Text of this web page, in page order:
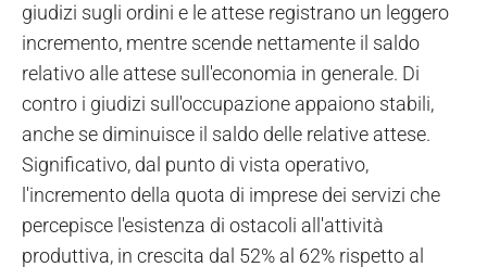
giudizi sugli ordini e le attese registrano un leggero
incremento, mentre scende nettamente il saldo
relativo alle attese sull'economia in generale. Di
contro i giudizi sull'occupazione appaiono stabili,
anche se diminuisce il saldo delle relative attese.
Significativo, dal punto di vista operativo,
l'incremento della quota di imprese dei servizi che
percepisce l'esistenza di ostacoli all'attività
produttiva, in crescita dal 52% al 62% rispetto al